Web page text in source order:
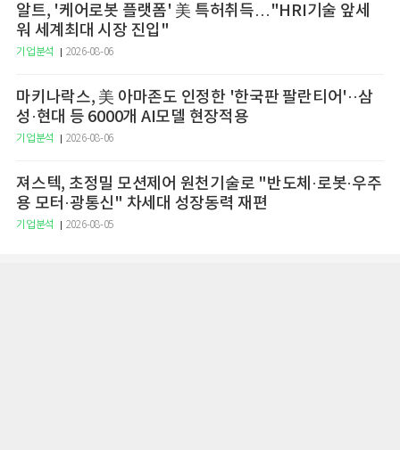
알트, '케어로봇 플랫폼' 美 특허취득…"HRI기술 앞세
워 세계최대 시장 진입"
기업분석 2026-08-06
마키나락스, 美 아마존도 인정한 '한국판 팔란티어'··삼
성·현대 등 6000개 AI모델 현장적용
기업분석 2026-08-06
져스텍, 초정밀 모션제어 원천기술로 "반도체·로봇·우주
용 모터·광통신" 차세대 성장동력 재편
기업분석 2026-08-05